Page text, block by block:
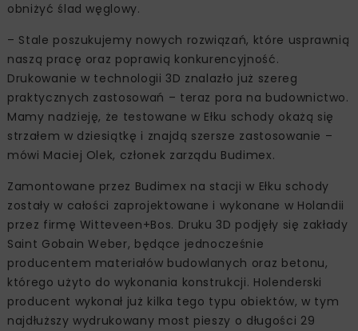
obniżyć ślad węglowy.
– Stale poszukujemy nowych rozwiązań, które usprawnią
naszą pracę oraz poprawią konkurencyjność.
Drukowanie w technologii 3D znalazło już szereg
praktycznych zastosowań – teraz pora na budownictwo.
Mamy nadzieję, że testowane w Ełku schody okażą się
strzałem w dziesiątkę i znajdą szersze zastosowanie –
mówi Maciej Olek, członek zarządu Budimex.
Zamontowane przez Budimex na stacji w Ełku schody
zostały w całości zaprojektowane i wykonane w Holandii
przez firmę Witteveen+Bos. Druku 3D podjęły się zakłady
Saint Gobain Weber, będące jednocześnie
producentem materiałów budowlanych oraz betonu,
którego użyto do wykonania konstrukcji. Holenderski
producent wykonał już kilka tego typu obiektów, w tym
najdłuższy wydrukowany most pieszy o długości 29